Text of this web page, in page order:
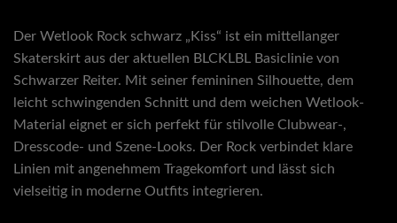
Der Wetlook Rock schwarz „Kiss“ ist ein mittellanger
Skaterskirt aus der aktuellen BLCKLBL Basiclinie von
Schwarzer Reiter. Mit seiner femininen Silhouette, dem
leicht schwingenden Schnitt und dem weichen Wetlook-
Material eignet er sich perfekt für stilvolle Clubwear-,
Dresscode- und Szene-Looks. Der Rock verbindet klare
Linien mit angenehmem Tragekomfort und lässt sich
vielseitig in moderne Outfits integrieren.